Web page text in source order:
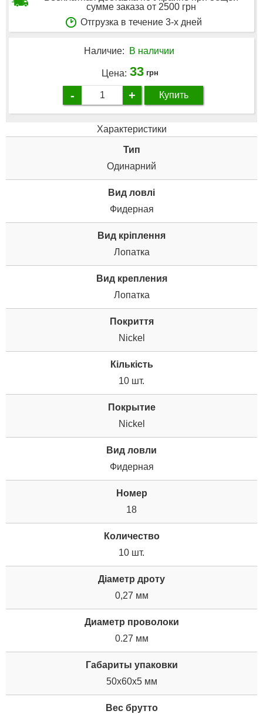
сумме заказа от 2500 грн
Отгрузка в течение 3-х дней
Наличие: В наличии
Цена: 33 грн
- + Купить
Характеристики
Тип
Одинарний
Вид ловлі
Фидерная
Вид кріплення
Лопатка
Вид крепления
Лопатка
Покриття
Nickel
Кількість
10 шт.
Покрытие
Nickel
Вид ловли
Фидерная
Номер
18
Количество
10 шт.
Діаметр дроту
0,27 мм
Диаметр проволоки
0.27 мм
Габариты упаковки
50x60x5 мм
Вес брутто